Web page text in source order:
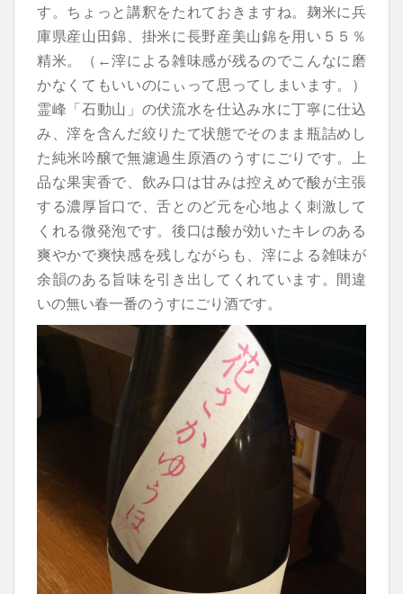
す。ちょっと講釈をたれておきますね。麹米に兵
庫県産山田錦、掛米に長野産美山錦を用い５５％
精米。（←滓による雑味感が残るのでこんなに磨
かなくてもいいのにぃって思ってしまいます。）
霊峰「石動山」の伏流水を仕込み水に丁寧に仕込
み、滓を含んだ絞りたて状態でそのまま瓶詰めし
た純米吟醸で無濾過生原酒のうすにごりです。上
品な果実香で、飲み口は甘みは控えめで酸が主張
する濃厚旨口で、舌とのど元を心地よく刺激して
くれる微発泡です。後口は酸が効いたキレのある
爽やかで爽快感を残しながらも、滓による雑味が
余韻のある旨味を引き出してくれています。間違
いの無い春一番のうすにごり酒です。